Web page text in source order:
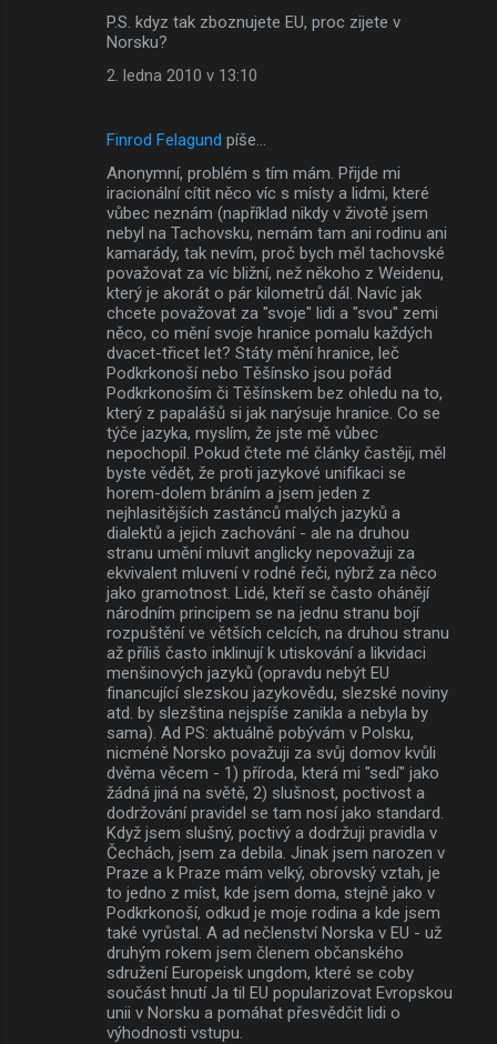
P.S. kdyz tak zboznujete EU, proc zijete v
Norsku?
2. ledna 2010 v 13:10
Finrod Felagund píše…
Anonymní, problém s tím mám. Přijde mi
iracionální cítit něco víc s místy a lidmi, které
vůbec neznám (například nikdy v životě jsem
nebyl na Tachovsku, nemám tam ani rodinu ani
kamarády, tak nevím, proč bych měl tachovské
považovat za víc bližní, než někoho z Weidenu,
který je akorát o pár kilometrů dál. Navíc jak
chcete považovat za "svoje" lidi a "svou" zemi
něco, co mění svoje hranice pomalu každých
dvacet-třicet let? Státy mění hranice, leč
Podkrkonoší nebo Těšínsko jsou pořád
Podkrkonoším či Těšínskem bez ohledu na to,
který z papalášů si jak narýsuje hranice. Co se
týče jazyka, myslím, že jste mě vůbec
nepochopil. Pokud čtete mé články častěji, měl
byste vědět, že proti jazykové unifikaci se
horem-dolem bráním a jsem jeden z
nejhlasitějších zastánců malých jazyků a
dialektů a jejich zachování - ale na druhou
stranu umění mluvit anglicky nepovažuji za
ekvivalent mluvení v rodné řeči, nýbrž za něco
jako gramotnost. Lidé, kteří se často ohánějí
národním principem se na jednu stranu bojí
rozpuštění ve větších celcích, na druhou stranu
až příliš často inklinují k utiskování a likvidaci
menšinových jazyků (opravdu nebýt EU
financující slezskou jazykovědu, slezské noviny
atd. by slezština nejspíše zanikla a nebyla by
sama). Ad PS: aktuálně pobývám v Polsku,
nicméně Norsko považuji za svůj domov kvůli
dvěma věcem - 1) příroda, která mi "sedí" jako
žádná jiná na světě, 2) slušnost, poctivost a
dodržování pravidel se tam nosí jako standard.
Když jsem slušný, poctivý a dodržuji pravidla v
Čechách, jsem za debila. Jinak jsem narozen v
Praze a k Praze mám velký, obrovský vztah, je
to jedno z míst, kde jsem doma, stejně jako v
Podkrkonoší, odkud je moje rodina a kde jsem
také vyrůstal. A ad nečlenství Norska v EU - už
druhým rokem jsem členem občanského
sdružení Europeisk ungdom, které se coby
součást hnutí Ja til EU popularizovat Evropskou
unii v Norsku a pomáhat přesvědčit lidi o
výhodnosti vstupu.